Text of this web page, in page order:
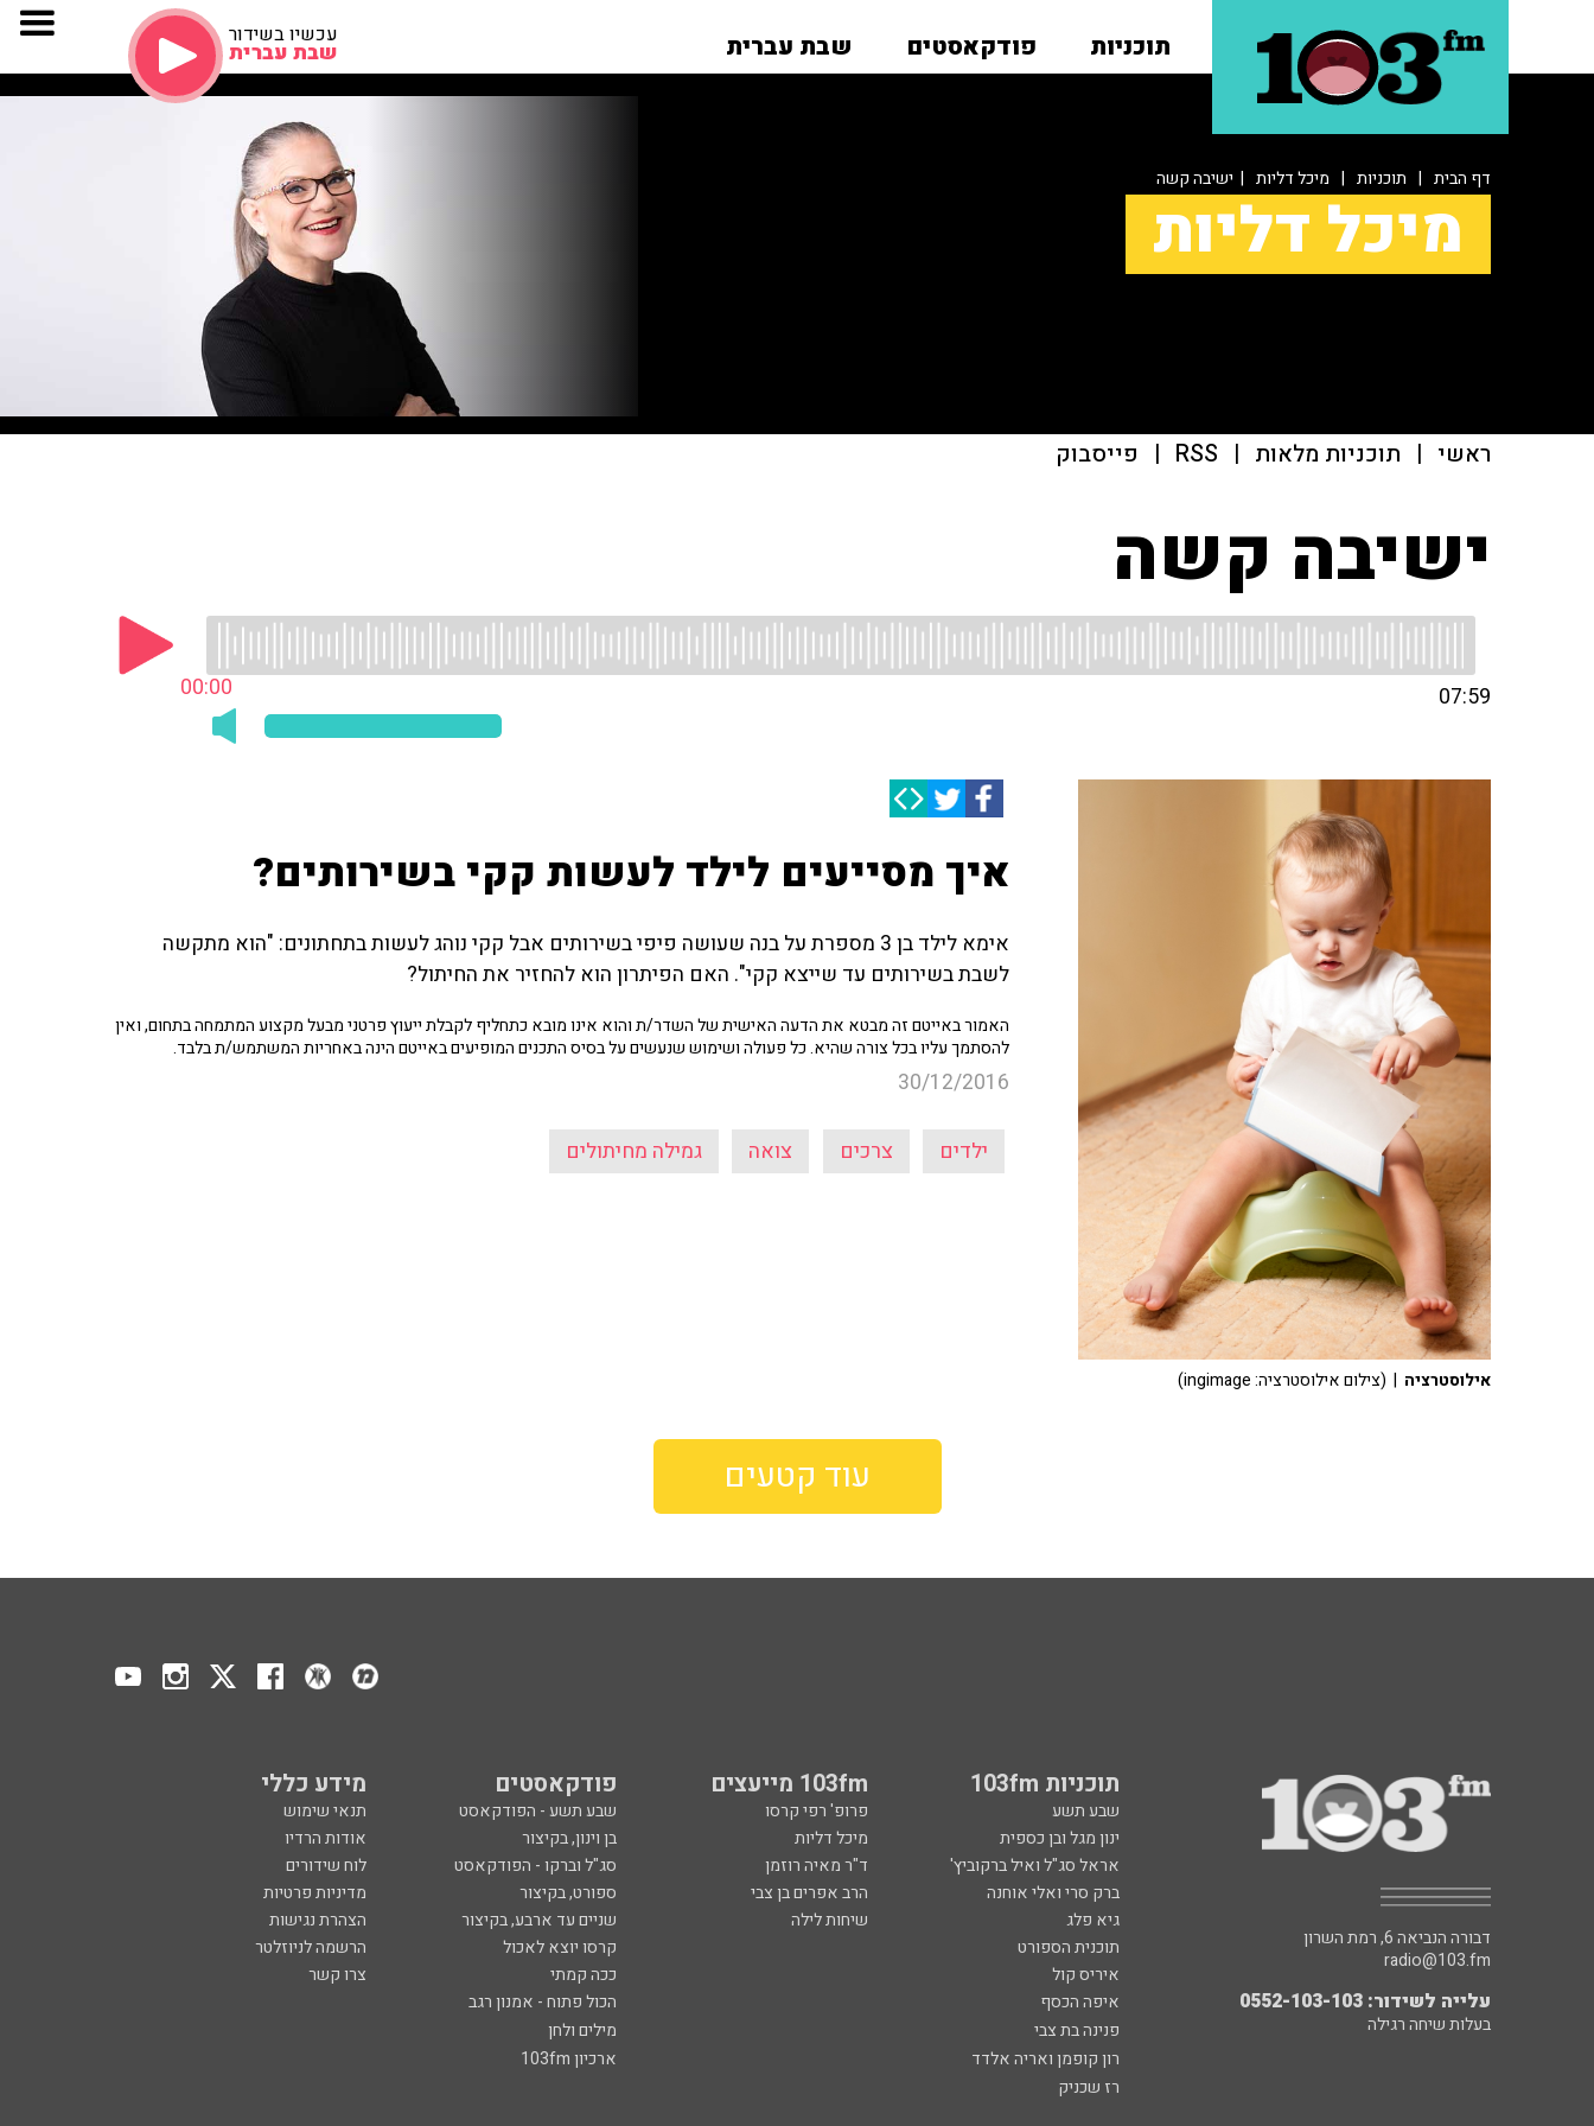
תוכניות פודקאסטים שבת עברית עכשיו בשידור
שבת עברית
דף הבית | תוכניות | מיכל דליות | ישיבה קשה
מיכל דליות
ראשי | תוכניות מלאות |
RSS
| פייסבוק
ישיבה קשה
00:00 07:59
איך מסייעים לילד לעשות קקי בשירותים?
אימא לילד בן 3 מספרת על בנה שעושה פיפי בשירותים אבל קקי נוהג לעשות בתחתונים: "הוא מתקשה
לשבת בשירותים עד שייצא קקי". האם הפיתרון הוא להחזיר את החיתול?
האמור באייטם זה מבטא את הדעה האישית של השדר/ת והוא אינו מובא כתחליף לקבלת ייעוץ פרטני מבעל מקצוע המתמחה בתחום, ואין
להסתמך עליו בכל צורה שהיא. כל פעולה ושימוש שנעשים על בסיס התכנים המופיעים באייטם הינה באחריות המשתמש/ת בלבד.
30/12/2016
ילדים צרכים צואה גמילה מחיתולים
אילוסטרציה | (צילום אילוסטרציה: ingimage)
עוד קטעים
תוכניות 103fm 103fm מייעצים פודקאסטים מידע כללי
שבע תשע פרופ' רפי קרסו שבע תשע - הפודקאסט
תנאי שימוש
ינון מגל ובן כספית
מיכל דליות בן וינון, בקיצור
אודות הרדיו
אראל סג"ל ואיל ברקוביץ'
ד"ר מאיה רוזמן סג"ל וברקו - הפודקאסט
לוח שידורים
ברק סרי ואלי אוחנה
הרב אפרים בן צבי ספורט, בקיצור
מדיניות פרטיות
גיא פלג
שיחות לילה שניים עד ארבע, בקיצור
הצהרת נגישות
תוכנית הספורט
קרסו יוצא לאכול
הרשמה לניוזלטר
איריס קול
ככה קמתי
צרו קשר
איפה הכסף
הכול פתוח - אמנון רגב
פנינה בת צבי
מילים ולחן
רון קופמן ואריה אלדד
ארכיון 103fm
רז שכניק
דבורה הנביאה 6, רמת השרון
radio@103.fm
עלייה לשידור: 0552-103-103
בעלות שיחה רגילה